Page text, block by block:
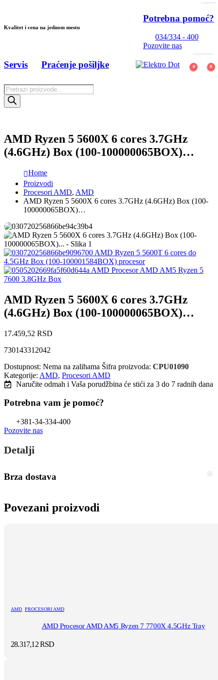
Kvalitet i cena na jednom mestu
Potrebna pomoć?
034/334 - 400
Pozovite nas
Products
search
Servis Praćenje pošiljke 0 0
AMD Ryzen 5 5600X 6 cores 3.7GHz
(4.6GHz) Box (100-100000065BOX)…
Home
Proizvodi
Procesori AMD, AMD
AMD Ryzen 5 5600X 6 cores 3.7GHz (4.6GHz) Box (100-
100000065BOX)…
AMD Ryzen 5 5600T 6 cores do
4.5GHz Box (100-100001584BOX) procesor
AMD Procesor AMD AM5 Ryzen 5
7600 3.8GHz Box
AMD Ryzen 5 5600X 6 cores 3.7GHz
(4.6GHz) Box (100-100000065BOX)…
17.459,52 RSD
730143312042
Dostupnost: Nema na zalihama Šifra proizvoda: CPU01090
Kategorije: AMD, Procesori AMD
Naručite odmah i Vaša porudžbina će stići za 3 do 7 radnih dana
Potrebna vam je pomoć?
+381-34-334-400
Pozovite nas
Detalji
Brza dostava
Povezani proizvodi
AMD, PROCESORI AMD
AMD Procesor AMD AM5 Ryzen 7 7700X 4.5GHz Tray
28.317,12RSD